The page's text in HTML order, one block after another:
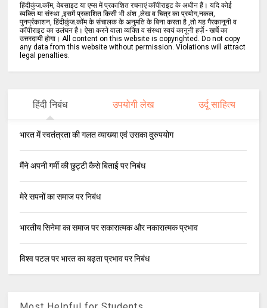
हिंदीकुंज.कॉम, वेबसाइट या एप्स में प्रकाशित रचनाएं कॉपीराइट के अधीन हैं। यदि कोई
व्यक्ति या संस्था ,इसमें प्रकाशित किसी भी अंश ,लेख व चित्र का प्रयोग,नकल,
पुनर्प्रकाशन, हिंदीकुंज.कॉम के संचालक के अनुमति के बिना करता है ,तो यह गैरकानूनी व
कॉपीराइट का उलंघन है। ऐसा करने वाला व्यक्ति व संस्था स्वयं कानूनी हर्ज़े - खर्चे का
उत्तरदायी होगा। All content on this website is copyrighted. Do not copy
any data from this website without permission. Violations will attract
legal penalties.
हिंदी निबंध उपयोगी लेख उर्दू साहित्य
भारत में स्वतंत्रता की गलत व्याख्या एवं उसका दुरुपयोग
मैंने अपनी गर्मी की छुट्टी कैसे बिताई पर निबंध
मेरे सपनों का समाज पर निबंध
भारतीय सिनेमा का समाज पर सकारात्मक और नकारात्मक प्रभाव
विश्व पटल पर भारत का बढ़ता प्रभाव पर निबंध